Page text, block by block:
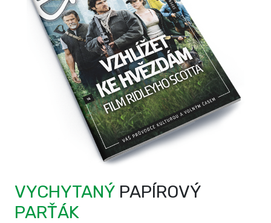
VYCHYTANÝ PAPÍROVÝ
PARŤÁK